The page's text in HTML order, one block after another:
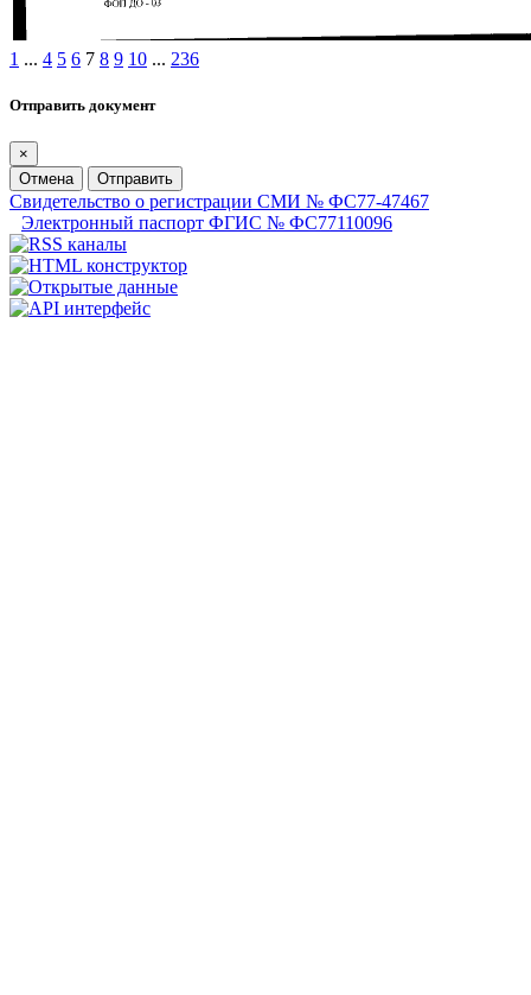
1 ... 4 5 6 7 8 9 10 ... 236
Отправить документ
×
Отмена
Отправить
Свидетельство о регистрации СМИ № ФС77-47467
Электронный паспорт ФГИС № ФС77110096